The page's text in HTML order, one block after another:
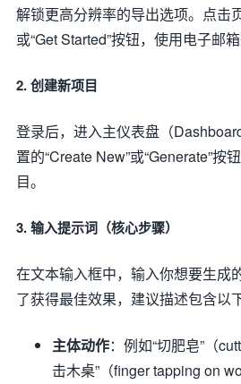
解锁更高分辨率的导出选项。点击
或“Get Started”按钮，使用电子邮箱
2. 创建新项目
登录后，进入主仪表盘（
置的“Create New”或“Generate”按
目。
3. 输入提示词（核心步骤）
在文本输入框中，输入你想要生成
了获得最佳效果，建议描述包含以
主体动作：例如“切肥皂”（
击木桌”（finger tapping on